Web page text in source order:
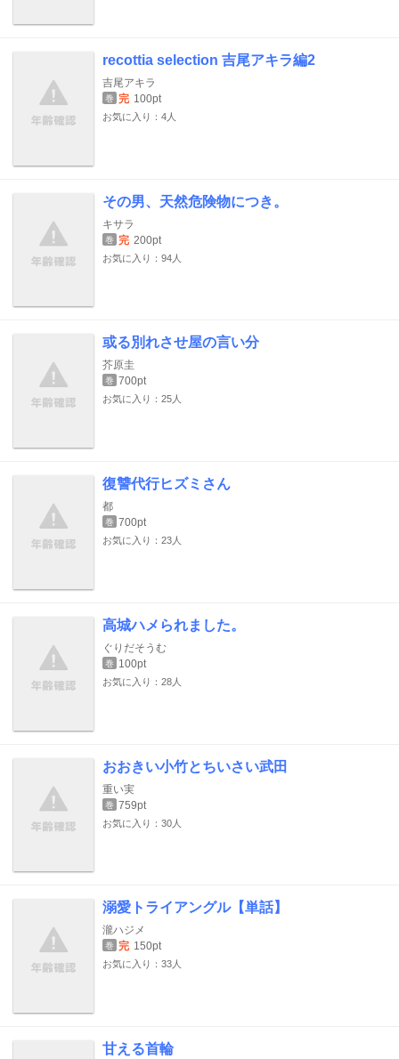
recottia selection 吉尾アキラ編2
吉尾アキラ
巻 完 100pt
お気に入り：4人
その男、天然危険物につき。
キサラ
巻 完 200pt
お気に入り：94人
或る別れさせ屋の言い分
芥原圭
巻 700pt
お気に入り：25人
復讐代行ヒズミさん
都
巻 700pt
お気に入り：23人
高城ハメられました。
ぐりだそうむ
巻 100pt
お気に入り：28人
おおきい小竹とちいさい武田
重い実
巻 759pt
お気に入り：30人
溺愛トライアングル【単話】
瀧ハジメ
巻 完 150pt
お気に入り：33人
甘える首輪